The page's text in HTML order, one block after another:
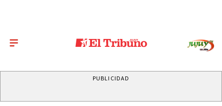
PUBLICIDAD